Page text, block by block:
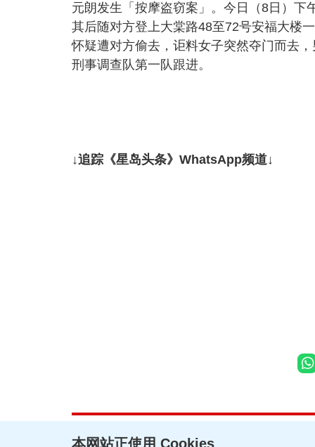
元朗发生「按摩盗窃案」。今日（8日）下
其后随对方登上大棠路48至72号安福大楼
怀疑遭对方偷去，讵料女子突然夺门而去
刑事调查队第一队跟进。
↓追踪《星岛头条》WhatsApp频道↓
本网站正使用 Cookies